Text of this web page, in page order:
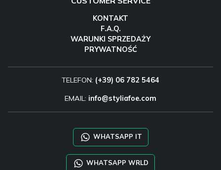
KONTAKT
F.A.Q.
WARUNKI SPRZEDAŻY
PRYWATNOŚĆ
TELEFON: (+39) 06 782 5464
EMAIL: info@styliafoe.com
WHATSAPP IT
WHATSAPP WRLD